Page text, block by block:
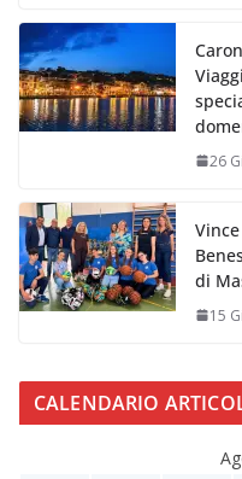
26
di
15
CALENDARIO